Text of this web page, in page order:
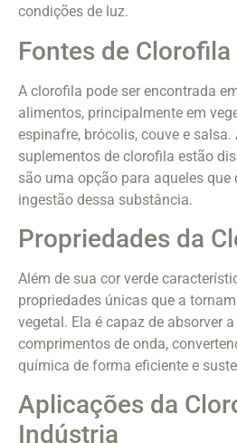
condições de luz.
Fontes de Clorofila
A clorofila pode ser encontrada
alimentos, principalmente em
espinafre, brócolis, couve e salsa.
suplementos de clorofila estão
são uma opção para aqueles
ingestão dessa substância.
Propriedades da
Além de sua cor verde
propriedades únicas que a
vegetal. Ela é capaz de absorver
comprimentos de onda,
química de forma eficiente e
Aplicações da
Indústria